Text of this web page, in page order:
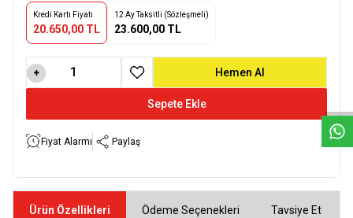
Kredi Kartı Fiyatı
20.650,00 TL
12 Ay Taksitli (Sözleşmeli)
23.600,00 TL
Sepete Ekle
Hemen Al
Favoriye Ekle
Fiyat Alarmı Paylaş
Ürün Özellikleri Ödeme Seçenekleri Tavsiye Et